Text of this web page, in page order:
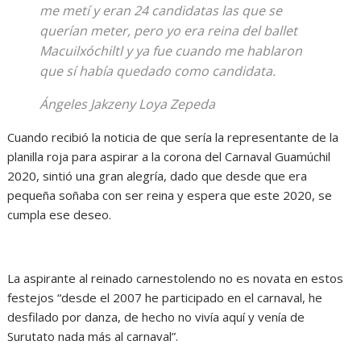
me metí y eran 24 candidatas las que se
querían meter, pero yo era reina del ballet
Macuilxóchiltl y ya fue cuando me hablaron
que sí había quedado como candidata.
Ángeles Jakzeny Loya Zepeda
Cuando recibió la noticia de que sería la representante de la
planilla roja para aspirar a la corona del Carnaval Guamúchil
2020, sintió una gran alegría, dado que desde que era
pequeña soñaba con ser reina y espera que este 2020, se
cumpla ese deseo.
La aspirante al reinado carnestolendo no es novata en estos
festejos “desde el 2007 he participado en el carnaval, he
desfilado por danza, de hecho no vivía aquí y venía de
Surutato nada más al carnaval”.